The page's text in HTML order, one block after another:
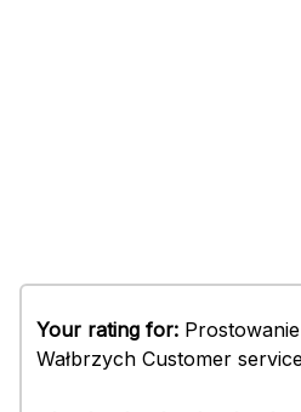
Your rating for:
Wałbrzych Customer